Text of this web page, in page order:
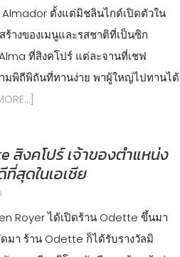
ตั้งแต่มิชลินไกด์เปิดตัวใน
างของเมนูและรสชาติที่เป็นซิก
ที่สิงคโปร์ แต่ละจานที่เชฟ
มพิถีพิถันที่ทานง่าย พาผู้ใหญ่ไปทานได้
สิงคโปร์ เจ้าของตำแหน่ง
สุดในเอเชีย
Royer ได้เปิดร้าน Odette ขึ้นมา
ดมา ร้าน Odette ก็ได้รับรางวัลมิ